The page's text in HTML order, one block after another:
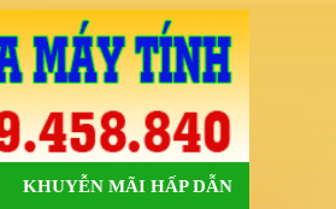
KHUYỄN MÃI HẤP DẪN